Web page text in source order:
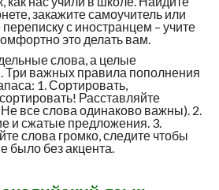
закажите самоучитель или
с иностранцем – учите
это делать вам.
слова, а целые
Три важных правила пополнения
1. Сортировать,
Расставляйте
все слова одинаково важны). 2.
и сжатые предложения. 3.
слова громко, следите чтобы
было без акцента.